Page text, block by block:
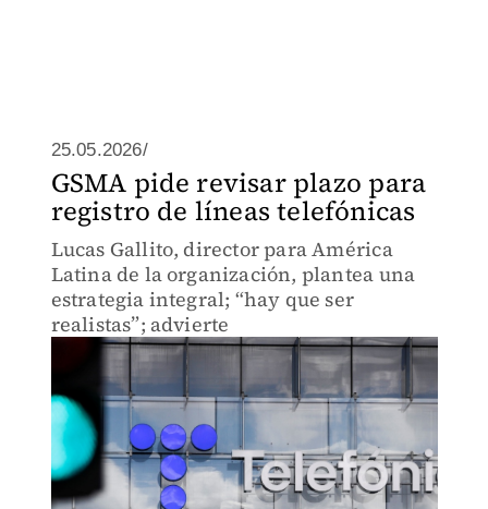
25.05.2026/
GSMA pide revisar plazo para
registro de líneas telefónicas
Lucas Gallito, director para América
Latina de la organización, plantea una
estrategia integral; “hay que ser
realistas”; advierte